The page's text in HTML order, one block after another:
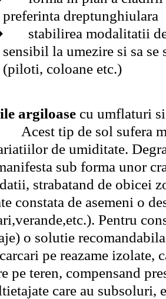
preferinta dreptunghiulara
stabilirea modalitatii
sensibil la umezire si sa
(piloti, coloane etc.)
argiloase cu umflaturi
tip de sol sufera
de umiditate.
sub forma unor
strabatand de obicei
constata de asemeni o
Pentru
o solutie
pe reazame izolate,
pe teren, compensand
care au subsoluri,